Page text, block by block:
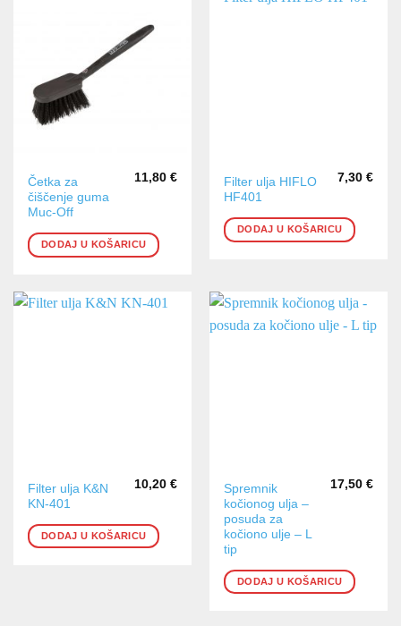
Četka za
čiščenje guma
Muc-Off
11,80 €
DODAJ U KOŠARICU
Filter ulja HIFLO
HF401
7,30 €
DODAJ U KOŠARICU
Filter ulja K&N
KN-401
10,20 €
DODAJ U KOŠARICU
Spremnik
kočionog ulja –
posuda za
kočiono ulje – L
tip
17,50 €
DODAJ U KOŠARICU